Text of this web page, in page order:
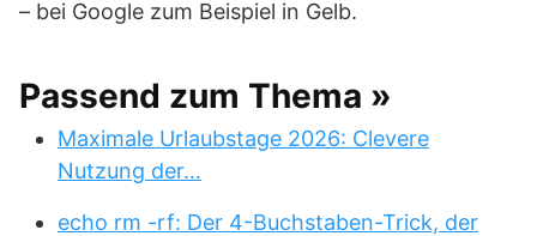
– bei Google zum Beispiel in Gelb.
Passend zum Thema »
Maximale Urlaubstage 2026: Clevere
Nutzung der…
echo rm -rf: Der 4-Buchstaben-Trick, der